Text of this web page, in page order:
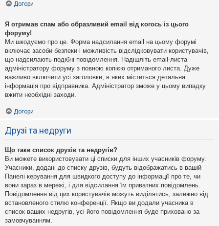
Догори
Я отримав спам або образливий email від когось із цього
форуму!
Ми шкодуємо про це. Форма надсилання email на цьому форумі
включає засоби безпеки і можливість відслідковувати користувачів,
що надсилають подібні повідомлення. Надішліть email-листа
адміністратору форуму з повною копією отриманого листа. Дуже
важливо включити усі заголовки, в яких міститься детальна
інформація про відправника. Адміністратор зможе у цьому випадку
вжити необхідні заходи.
Догори
Друзі та недруги
Що таке список друзів та недругів?
Ви можете використовувати ці списки для інших учасників форуму.
Учасники, додані до списку друзів, будуть відображатись в вашій
Панелі керування для швидкого доступу до інформації про те, чи
вони зараз в мережі, і для відсилання їм приватних повідомлень.
Повідомлення від цих користувачів можуть виділятись, залежно від
встановленого стилю конференції. Якщо ви додали учасника в
список ваших недругів, усі його повідомлення буде приховано за
замовчуванням.